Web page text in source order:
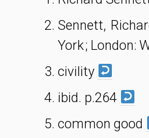
Sennett,
York ; London:
civility
ibid. p.264
common good